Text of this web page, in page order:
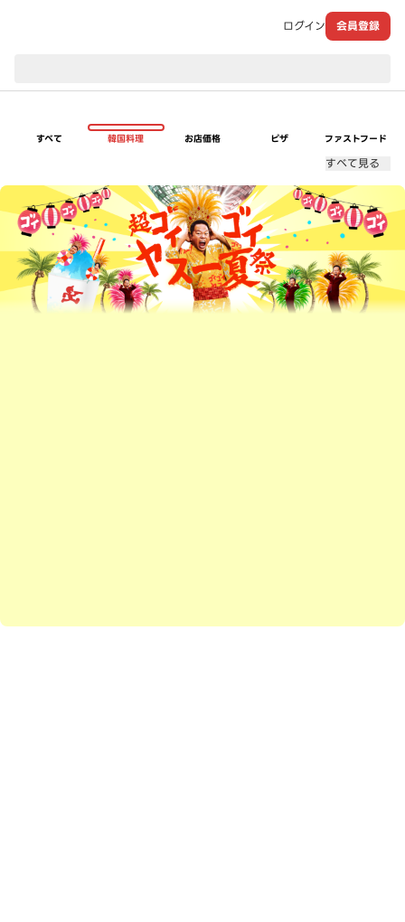
ログイン 会員登録
すべて 韓国料理 お店価格 ピザ ファストフード
すべて見る
超ゴイゴイヤスー夏祭